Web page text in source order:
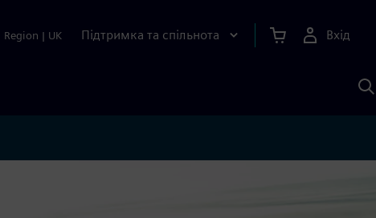
Region | UK Підтримка та спільнота Вхід